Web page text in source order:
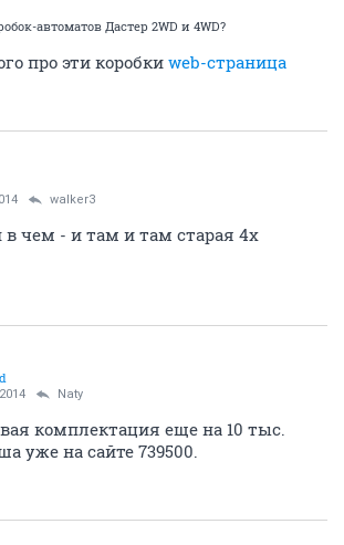
автоматов Дастер 2WD и 4WD?
про эти коробки web-страница
walker3
чем - и там и там старая 4х
Naty
комплектация еще на 10 тыс.
уже на сайте 739500.